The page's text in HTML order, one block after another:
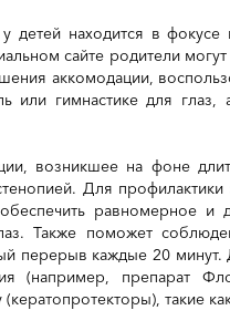
детей находится в
сайте родители
аккомодации,
или гимнастике для
возникшее на фоне
Для
равномерное
Также поможет
перерыв каждые 20 минут.
(например,
такие